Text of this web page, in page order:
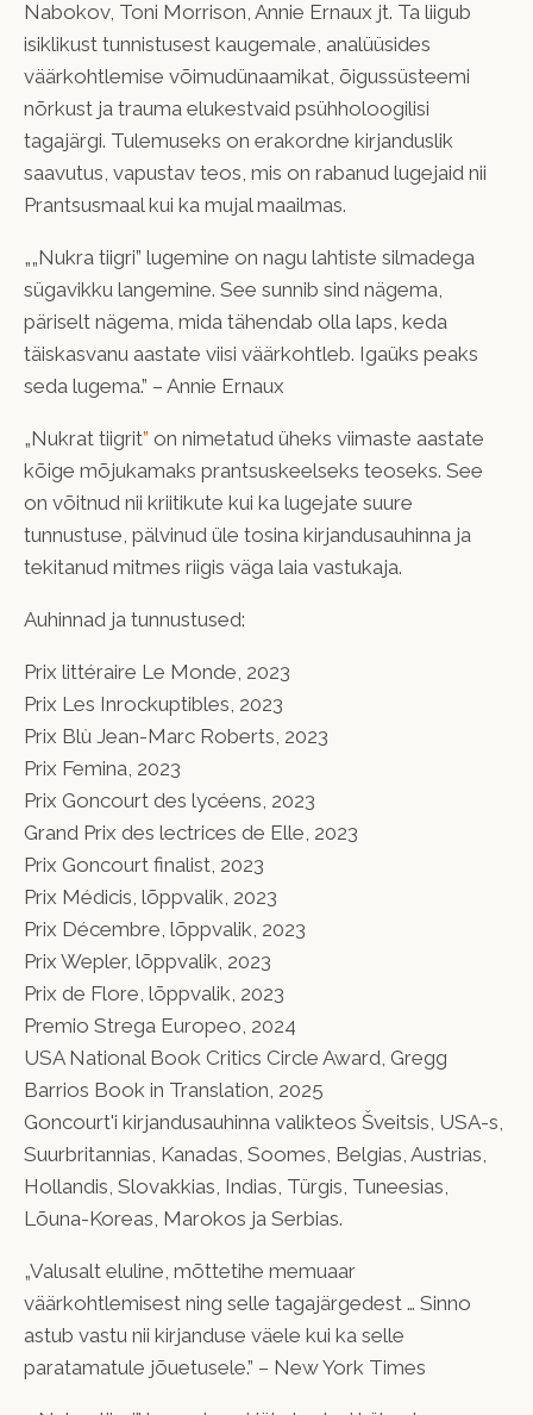
Nabokov, Toni Morrison, Annie Ernaux jt. Ta liigub
isiklikust tunnistusest kaugemale, analüüsides
väärkohtlemise võimudünaamikat, õigussüsteemi
nõrkust ja trauma elukestvaid psühholoogilisi
tagajärgi. Tulemuseks on erakordne kirjanduslik
saavutus, vapustav teos, mis on rabanud lugejaid nii
Prantsusmaal kui ka mujal maailmas.
„„Nukra tiigri” lugemine on nagu lahtiste silmadega
sügavikku langemine. See sunnib sind nägema,
päriselt nägema, mida tähendab olla laps, keda
täiskasvanu aastate viisi väärkohtleb. Igaüks peaks
seda lugema.” – Annie Ernaux
„Nukrat tiigrit” on nimetatud üheks viimaste aastate
kõige mõjukamaks prantsuskeelseks teoseks. See
on võitnud nii kriitikute kui ka lugejate suure
tunnustuse, pälvinud üle tosina kirjandusauhinna ja
tekitanud mitmes riigis väga laia vastukaja.
Auhinnad ja tunnustused:
Prix littéraire Le Monde, 2023
Prix Les Inrockuptibles, 2023
Prix Blù Jean-Marc Roberts, 2023
Prix Femina, 2023
Prix Goncourt des lycéens, 2023
Grand Prix des lectrices de Elle, 2023
Prix Goncourt finalist, 2023
Prix Médicis, lõppvalik, 2023
Prix Décembre, lõppvalik, 2023
Prix Wepler, lõppvalik, 2023
Prix de Flore, lõppvalik, 2023
Premio Strega Europeo, 2024
USA National Book Critics Circle Award, Gregg
Barrios Book in Translation, 2025
Goncourt'i kirjandusauhinna valikteos Šveitsis, USA-s,
Suurbritannias, Kanadas, Soomes, Belgias, Austrias,
Hollandis, Slovakkias, Indias, Türgis, Tuneesias,
Lõuna-Koreas, Marokos ja Serbias.
„Valusalt eluline, mõttetihe memuaar
väärkohtlemisest ning selle tagajärgedest … Sinno
astub vastu nii kirjanduse väele kui ka selle
paratamatule jõuetusele.” – New York Times